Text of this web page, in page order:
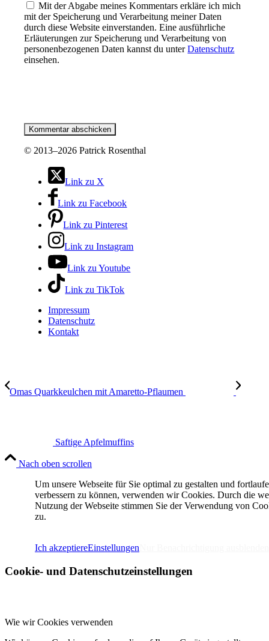
Mit der Abgabe meines Kommentars erkläre ich mich
mit der Speicherung und Verarbeitung meiner Daten
durch diese Website einverstanden. Eine ausführliche
Erläuterungen zur Speicherung und Verarbeitung von
personenbezogenen Daten kannst du unterDatenschutz
einsehen.
© 2013–2026 Patrick Rosenthal
Link zu X
Link zu Facebook
Link zu Pinterest
Link zu Instagram
Link zu Youtube
Link zu TikTok
Impressum
Datenschutz
Kontakt
Omas Quarkkeulchen mit Amaretto-Pflaumen
Saftige Apfelmuffins
Nach oben scrollen
Um unsere Webseite für Sie optimal zu gestalten und
verbessern zu können, verwenden wir Cookies. Durch die
Nutzung der Webseite stimmen Sie der Verwendung von
zu.
Ich akzeptiereEinstellungen
Cookie- und Datenschutzeinstellungen
Wie wir Cookies verwenden